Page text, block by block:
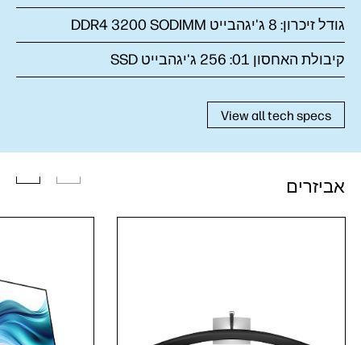
גודל זיכרון: 8 ג'יגהבייט DDR4 3200 SODIMM
קיבולת האחסון 01:
256 ג'יגהבייט SSD
View all tech specs
אביזרים